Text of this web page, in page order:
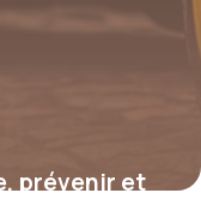
prévenir et